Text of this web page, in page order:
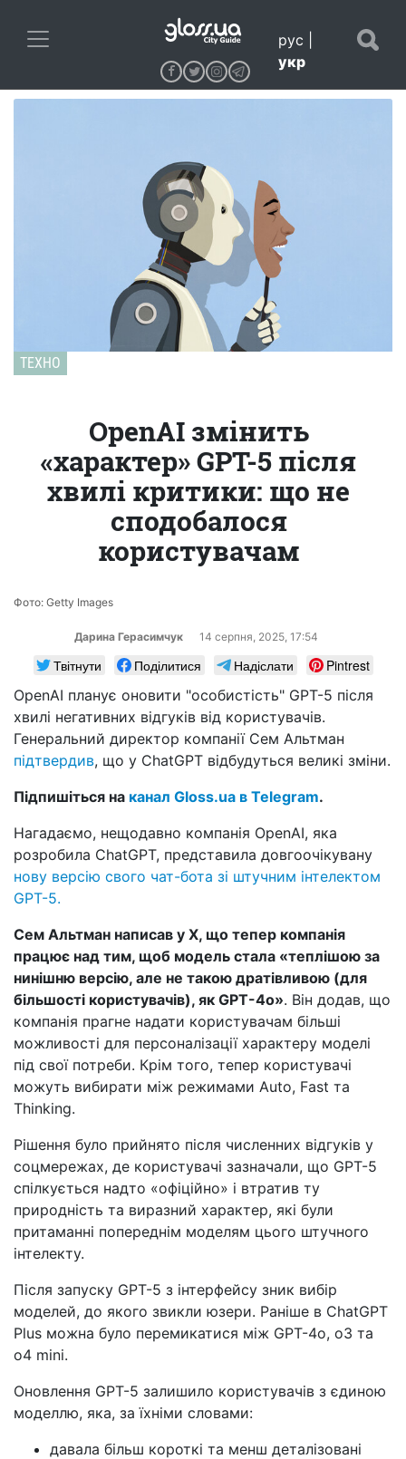
рус
укр
ТЕХНО
OpenAI змінить
«характер» GPT-5 після
хвилі критики: що не
сподобалося
користувачам
Фото: Getty Images
Дарина Герасимчук 14 серпня, 2025, 17:54
Твітнути Поділитися Надіслати
Pintrest
OpenAI планує оновити "особистість" GPT-5 після
хвилі негативних відгуків від користувачів.
Генеральний директор компанії Сем Альтман
підтвердив, що у ChatGPT відбудуться великі зміни.
Підпишіться на канал Gloss.ua в Telegram.
Нагадаємо, нещодавно компанія OpenAI, яка
розробила ChatGPT, представила довгоочікувану
нову версію свого чат-бота зі штучним інтелектом
GPT-5.
Сем Альтман написав у X, що тепер компанія
працює над тим, щоб модель стала «теплішою за
нинішню версію, але не такою дратівливою (для
більшості користувачів), як GPT-4o». Він додав, що
компанія прагне надати користувачам більші
можливості для персоналізації характеру моделі
під свої потреби. Крім того, тепер користувачі
можуть вибирати між режимами Auto, Fast та
Thinking.
Рішення було прийнято після численних відгуків у
соцмережах, де користувачі зазначали, що GPT-5
спілкується надто «офіційно» і втратив ту
природність та виразний характер, які були
притаманні попереднім моделям цього штучного
інтелекту.
Після запуску GPT-5 з інтерфейсу зник вибір
моделей, до якого звикли юзери. Раніше в ChatGPT
Plus можна було перемикатися між GPT-4o, o3 та
o4 mini.
Оновлення GPT-5 залишило користувачів з єдиною
моделлю, яка, за їхніми словами:
давала більш короткі та менш деталізовані